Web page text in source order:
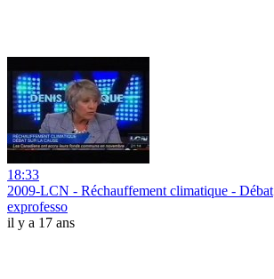
18:33
2009-LCN - Réchauffement climatique - Débat
exprofesso
il y a 17 ans